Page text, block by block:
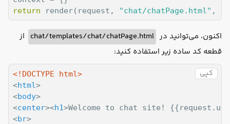
return render(request, "chat/chatPage.html" ,
اکنون، می‌توانید در chat/templates/chat/chatPage.html از
قطعه کد ساده زیر استفاده کنید:
کپی <!DOCTYPE html>
<html>
<body>
<center><h1>Welcome to chat site!
<br>